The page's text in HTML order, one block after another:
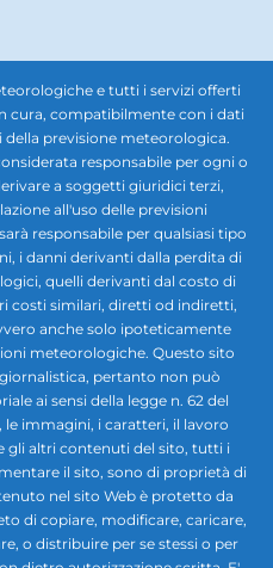
e tutti i servizi offerti
cura, compatibilmente con i dati
previsione meteorologica.
responsabile per ogni o
a soggetti giuridici terzi,
all'uso delle previsioni
responsabile per qualsiasi tipo
i danni derivanti dalla perdita di
quelli derivanti dal costo di
costi similari, diretti od indiretti,
anche solo ipoteticamente
meteorologiche. Questo sito
pertanto non può
ai sensi della legge n. 62 del
le immagini, i caratteri, il lavoro
gli altri contenuti del sito, tutti i
il sito, sono di proprietà di
nel sito Web è protetto da
di copiare, modificare, caricare,
o distribuire per se stessi o per